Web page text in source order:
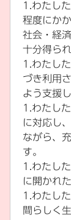
1.わたし
程度にか
社会・経
十分得ら
1.わたし
づき利用
よう支援し
1.わたし
に対応し
ながら、
す。
1.わたし
に開かれ
1.わたし
間らしく